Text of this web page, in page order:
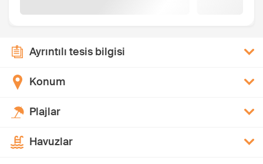
Ayrıntılı tesis bilgisi
Konum
Plajlar
Havuzlar